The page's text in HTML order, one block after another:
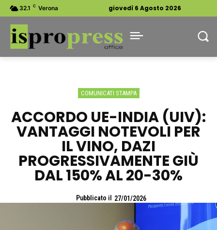
32.1 C Verona giovedì 6 Agosto 2026
COMUNICATI STAMPA
ACCORDO UE-INDIA (UIV):
VANTAGGI NOTEVOLI PER
IL VINO, DAZI
PROGRESSIVAMENTE GIÙ
DAL 150% AL 20-30%
Pubblicato il 27/01/2026